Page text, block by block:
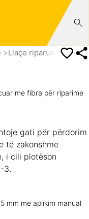
Llaçe riparuese Për
me fibra për riparime
gati për përdorim
të zakonshme
i cili plotëson
3.
mm me aplikim manual